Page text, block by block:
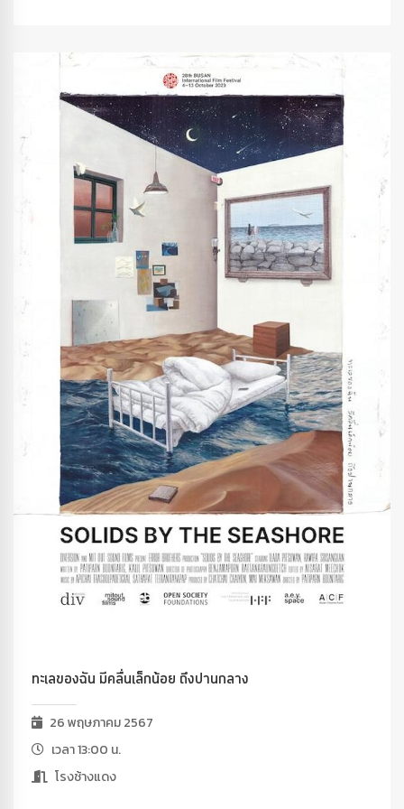
ทะเลของฉัน มีคลื่นเล็กน้อย ถึงปานกลาง
26 พฤษภาคม 2567
เวลา 13:00 น.
โรงช้างแดง